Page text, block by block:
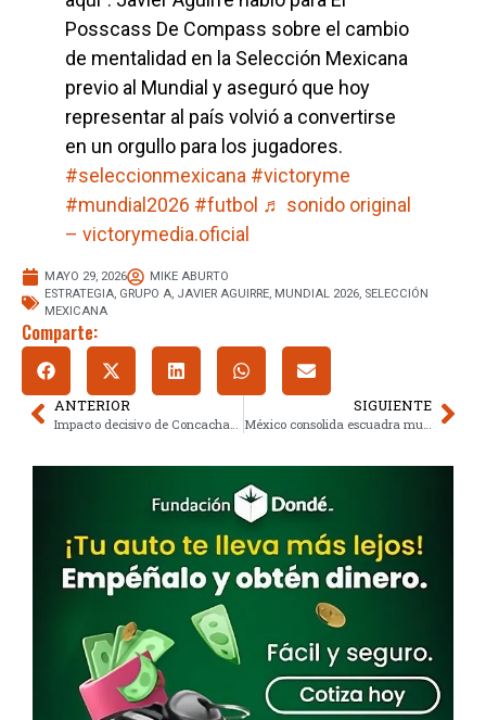
Posscass De Compass sobre el cambio
de mentalidad en la Selección Mexicana
previo al Mundial y aseguró que hoy
representar al país volvió a convertirse
en un orgullo para los jugadores.
#seleccionmexicana #victoryme
#mundial2026 #futbol ♬ sonido original
– victorymedia.oficial
MAYO 29, 2026
MIKE ABURTO
ESTRATEGIA, GRUPO A, JAVIER AGUIRRE, MUNDIAL 2026, SELECCIÓN
MEXICANA
Comparte:
ANTERIOR SIGUIENTE